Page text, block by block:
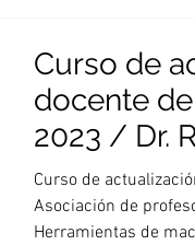
Curso de
docente
2023 / Dr.
Pablo
Curso de
Asociación de
Herramientas de